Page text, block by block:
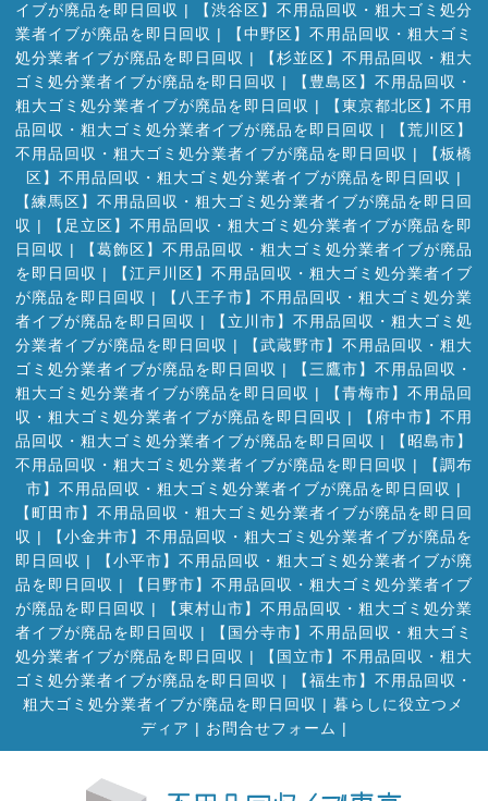
イブが廃品を即日回収 |
【渋谷区】不用品回収・粗大ゴミ処分
業者イブが廃品を即日回収 |
【中野区】不用品回収・粗大ゴミ
処分業者イブが廃品を即日回収 |
【杉並区】不用品回収・粗大
ゴミ処分業者イブが廃品を即日回収 |
【豊島区】不用品回収・
粗大ゴミ処分業者イブが廃品を即日回収 |
【東京都北区】不用
品回収・粗大ゴミ処分業者イブが廃品を即日回収 |
【荒川区】
不用品回収・粗大ゴミ処分業者イブが廃品を即日回収 |
【板橋
区】不用品回収・粗大ゴミ処分業者イブが廃品を即日回収 |
【練馬区】不用品回収・粗大ゴミ処分業者イブが廃品を即日回
収 |
【足立区】不用品回収・粗大ゴミ処分業者イブが廃品を即
日回収 |
【葛飾区】不用品回収・粗大ゴミ処分業者イブが廃品
を即日回収 |
【江戸川区】不用品回収・粗大ゴミ処分業者イブ
が廃品を即日回収 |
【八王子市】不用品回収・粗大ゴミ処分業
者イブが廃品を即日回収 |
【立川市】不用品回収・粗大ゴミ処
分業者イブが廃品を即日回収 |
【武蔵野市】不用品回収・粗大
ゴミ処分業者イブが廃品を即日回収 |
【三鷹市】不用品回収・
粗大ゴミ処分業者イブが廃品を即日回収 |
【青梅市】不用品回
収・粗大ゴミ処分業者イブが廃品を即日回収 |
【府中市】不用
品回収・粗大ゴミ処分業者イブが廃品を即日回収 |
【昭島市】
不用品回収・粗大ゴミ処分業者イブが廃品を即日回収 |
【調布
市】不用品回収・粗大ゴミ処分業者イブが廃品を即日回収 |
【町田市】不用品回収・粗大ゴミ処分業者イブが廃品を即日回
収 |
【小金井市】不用品回収・粗大ゴミ処分業者イブが廃品を
即日回収 |
【小平市】不用品回収・粗大ゴミ処分業者イブが廃
品を即日回収 |
【日野市】不用品回収・粗大ゴミ処分業者イブ
が廃品を即日回収 |
【東村山市】不用品回収・粗大ゴミ処分業
者イブが廃品を即日回収 |
【国分寺市】不用品回収・粗大ゴミ
処分業者イブが廃品を即日回収 |
【国立市】不用品回収・粗大
ゴミ処分業者イブが廃品を即日回収 |
【福生市】不用品回収・
粗大ゴミ処分業者イブが廃品を即日回収 | 暮らしに役立つメ
ディア | お問合せフォーム |